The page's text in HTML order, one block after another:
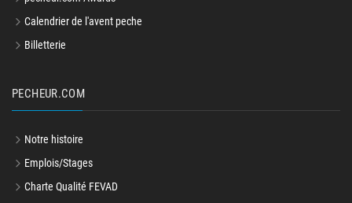
Calendrier de l'avent peche
Billetterie
PECHEUR.COM
Notre histoire
Emplois/Stages
Charte Qualité FEVAD